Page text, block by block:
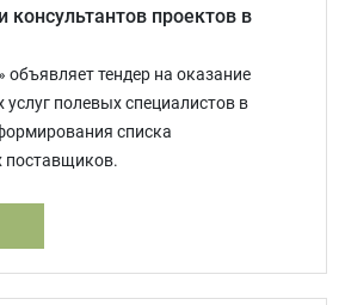
консультантов проектов в
тендер на оказание
полевых специалистов в
списка
поставщиков.